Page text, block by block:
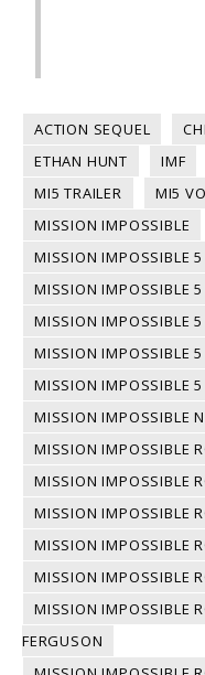
ACTION SEQUEL
ETHAN HUNT
IMF
MI5 TRAILER
MI5
MISSION IMPOSSIBLE
MISSION IMPOSSIBLE
MISSION IMPOSSIBLE 5
MISSION IMPOSSIBLE
MISSION IMPOSSIBLE 5
MISSION IMPOSSIBLE
MISSION IMPOSSIBLE
MISSION IMPOSSIBLE
MISSION IMPOSSIBLE
MISSION IMPOSSIBLE
MISSION IMPOSSIBLE
MISSION IMPOSSIBLE
MISSION IMPOSSIBLE
FERGUSON